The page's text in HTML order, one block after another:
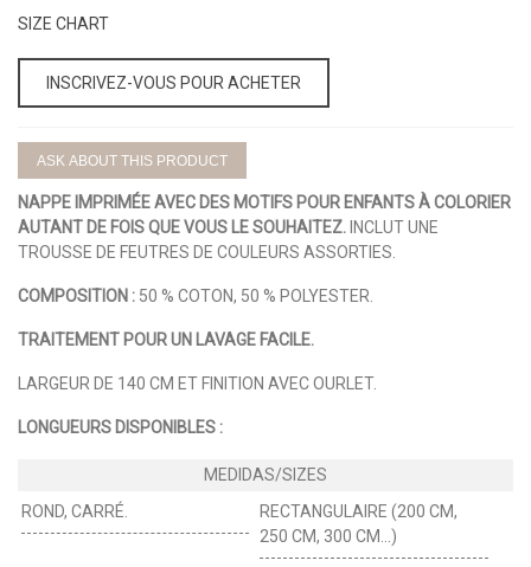
SIZE CHART
INSCRIVEZ-VOUS POUR ACHETER
ASK ABOUT THIS PRODUCT
NAPPE IMPRIMÉE AVEC DES MOTIFS POUR ENFANTS À COLORIER
AUTANT DE FOIS QUE VOUS LE SOUHAITEZ.INCLUT UNE
TROUSSE DE FEUTRES DE COULEURS ASSORTIES.
COMPOSITION : 50 % COTON, 50 % POLYESTER.
TRAITEMENT POUR UN LAVAGE FACILE.
LARGEUR DE 140 CM ET FINITION AVEC OURLET.
LONGUEURS DISPONIBLES :
ROND, CARRÉ.
RECTANGULAIRE (200 CM,
250 CM, 300 CM...)